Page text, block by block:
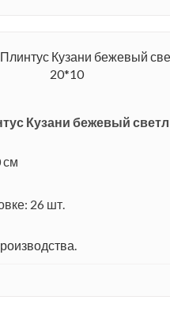
Кузани бежевый
см
26 шт.